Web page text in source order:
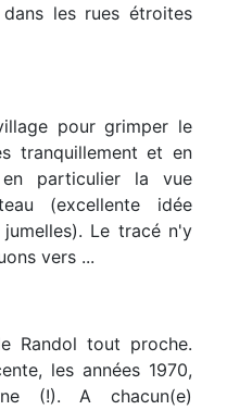
les rues étroites
pour grimper le
tranquillement et en
particulier la vue
(excellente idée
Le tracé n'y
vers ...
Randol tout proche.
les années 1970,
(!). A chacun(e)